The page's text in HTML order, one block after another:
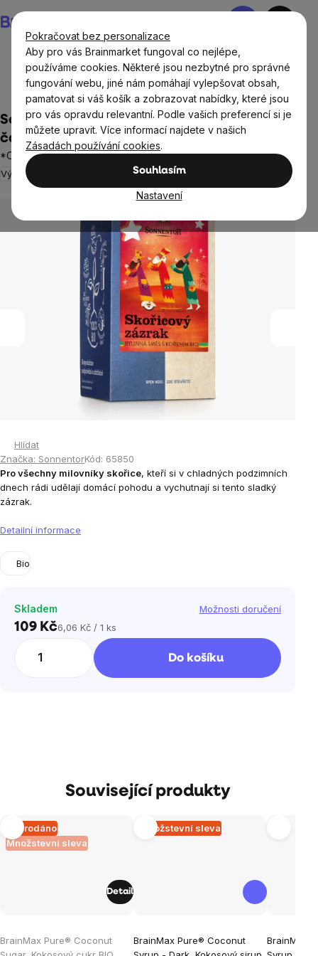
Pokračovat bez personalizace
Aby pro vás Brainmarket fungoval co nejlépe,
používáme cookies. Některé jsou nezbytné pro správné
fungování webu, jiné nám pomáhají vylepšovat obsah,
pamatovat si váš košík a zobrazovat nabídky, které jsou
pro vás opravdu relevantní. Podle vašich preferencí si je
můžete upravit. Více informací najdete v našich
Zásadách používání cookies.
Souhlasím
Nastavení
na
obsah
Nákupní
Potraviny Nápoje Čaje Bylinné směsi
Sonnentor - Skořicový zázrak, porcovaný
čaj, BIO, 18 ks
*CZ-BIO-002 certifikát
Výprodej
je
hvězdiček.
Neohodnoceno
Hlídat
Značka: SonnentorKód: 65850
Pro všechny milovníky skořice, kteří si v chladných podzimních
dnech rádi udělají domácí pohodu a vychutnají si tento sladký
zázrak.
Detailní informace
Bio
Skladem Možnosti doručení
109 KčMěrná
6,06 Kč / 1 ks
Do košíku
Související produkty
Množstevní sleva
Vyprodáno
BrainMax Pure® Coconut
hodnocení
Detail
Množstevní sleva
BrainMax Pure® Coconut
hodnocení
BrainMax